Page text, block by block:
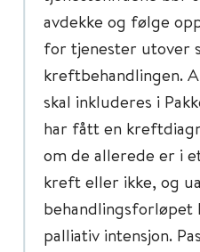
avdekke og følge
for tjenester utover
kreftbehandlingen.
skal inkluderes i
har fått en
om de allerede er i
kreft eller ikke, og
behandlingsforløpet
palliativ intensjon.